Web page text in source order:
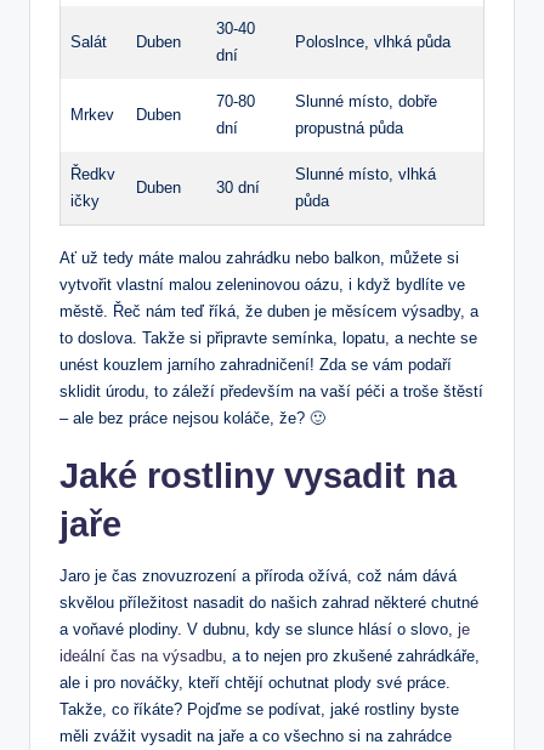
Salát Duben
30-40
dní
Poloslnce, vlhká půda
Mrkev Duben
70-80
dní
Slunné místo, dobře
propustná půda
Ředkv
ičky
Duben 30 dní
Slunné místo, vlhká
půda
Ať už tedy máte malou zahrádku nebo balkon, můžete si
vytvořit vlastní malou zeleninovou oázu, i když bydlíte ve
městě. Řeč nám teď říká, že duben je měsícem výsadby, a
to doslova. Takže si připravte semínka, lopatu, a nechte se
unést kouzlem jarního zahradničení! Zda se vám podaří
sklidit úrodu, to záleží především na vaší péči a troše štěstí
– ale bez práce nejsou koláče, že? 🙂
Jaké rostliny vysadit na
jaře
Jaro je čas znovuzrození a příroda ožívá, což nám dává
skvělou příležitost nasadit do našich zahrad některé chutné
a voňavé plodiny. V dubnu, kdy se slunce hlásí o slovo, je
ideální čas na výsadbu, a to nejen pro zkušené zahrádkáře,
ale i pro nováčky, kteří chtějí ochutnat plody své práce.
Takže, co říkáte? Pojďme se podívat, jaké rostliny byste
měli zvážit vysadit na jaře a co všechno si na zahrádce